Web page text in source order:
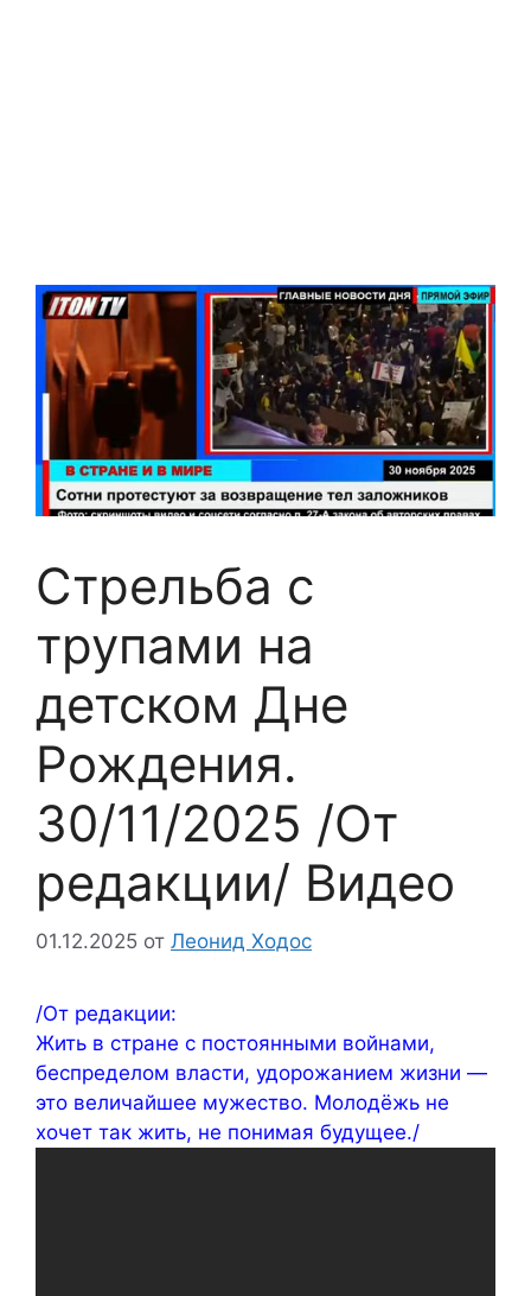
Стрельба с
трупами на
детском Дне
Рождения.
30/11/2025 /От
редакции/ Видео
01.12.2025 от Леонид Ходос
/От редакции:
Жить в стране с постоянными войнами,
беспределом власти, удорожанием жизни —
это величайшее мужество. Молодёжь не
хочет так жить, не понимая будущее./